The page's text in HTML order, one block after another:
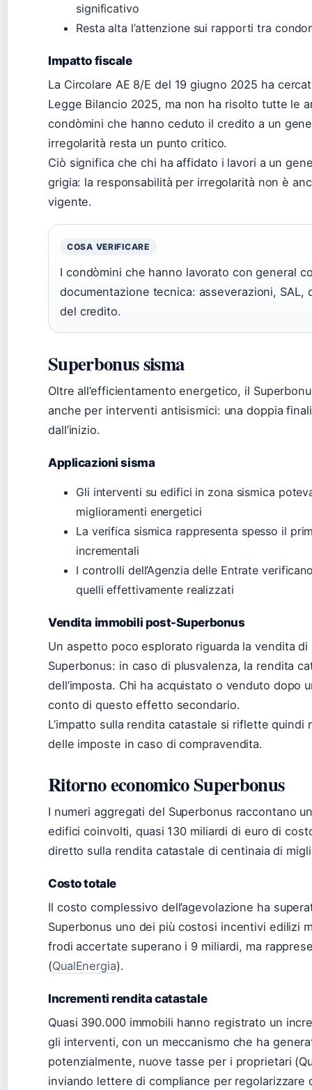
significativo
Resta alta l’attenzione sui rapporti tra
Impatto fiscale
La Circolare AE 8/E del 19 giugno 2025 ha
Legge Bilancio 2025, ma non ha risolto tutte le
condòmini che hanno ceduto il credito a un
irregolarità resta un punto critico.
Ciò significa che chi ha affidato i lavori a un
grigia: la responsabilità per irregolarità non è
vigente.
COSA VERIFICARE
I condòmini che hanno lavorato con general
documentazione tecnica: asseverazioni,
del credito.
Superbonus sisma
Oltre all’efficientamento energetico, il
anche per interventi antisismici: una doppia
dall’inizio.
Applicazioni sisma
Gli interventi su edifici in zona sismica
miglioramenti energetici
La verifica sismica rappresenta spesso il
incrementali
I controlli dell’Agenzia delle Entrate
quelli effettivamente realizzati
Vendita immobili post-Superbonus
Un aspetto poco esplorato riguarda la vendita
Superbonus: in caso di plusvalenza, la rendita
dell’imposta. Chi ha acquistato o venduto dopo
conto di questo effetto secondario.
L’impatto sulla rendita catastale si riflette
delle imposte in caso di compravendita.
Ritorno economico Superbonus
I numeri aggregati del Superbonus raccontano
edifici coinvolti, quasi 130 miliardi di euro di
diretto sulla rendita catastale di centinaia di
Costo totale
Il costo complessivo dell’agevolazione ha
Superbonus uno dei più costosi incentivi edilizi
frodi accertate superano i 9 miliardi, ma
(QualEnergia).
Incrementi rendita catastale
Quasi 390.000 immobili hanno registrato un
gli interventi, con un meccanismo che ha
potenzialmente, nuove tasse per i proprietari
inviando lettere di compliance per regolarizzare